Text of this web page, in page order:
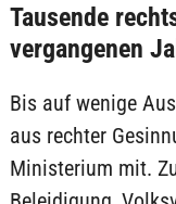
Tausende
vergangenen
Bis auf wenige
aus rechter
Ministerium mit.